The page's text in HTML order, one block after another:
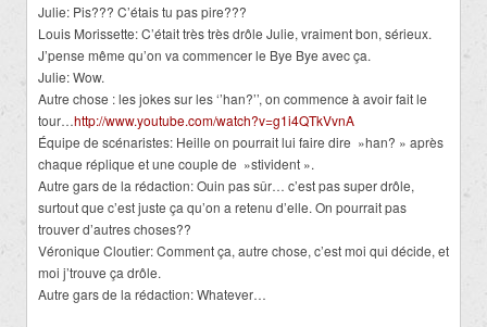
Julie: Pis??? C’étais tu pas pire???
Louis Morissette: C’était très très drôle Julie, vraiment bon, sérieux.
J’pense même qu’on va commencer le Bye Bye avec ça.
Julie: Wow.
Autre chose : les jokes sur les ‘’han?’’, on commence à avoir fait le
tour…http://www.youtube.com/watch?v=g1i4QTkVvnA
Équipe de scénaristes: Heille on pourrait lui faire dire »han? » après
chaque réplique et une couple de »stivident ».
Autre gars de la rédaction: Ouin pas sûr… c’est pas super drôle,
surtout que c’est juste ça qu’on a retenu d’elle. On pourrait pas
trouver d’autres choses??
Véronique Cloutier: Comment ça, autre chose, c’est moi qui décide, et
moi j’trouve ça drôle.
Autre gars de la rédaction: Whatever…